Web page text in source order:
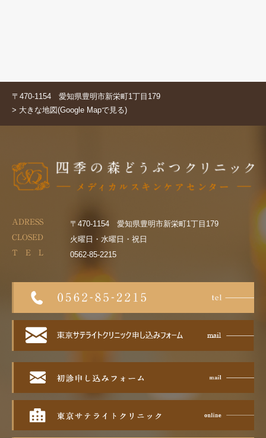
〒470-1154 愛知県豊明市新栄町1丁目179
> 大きな地図(Google Mapで見る)
ADRESS 〒470-1154 愛知県豊明市新栄町1丁目179
CLOSED 火曜日・水曜日・祝日
T E L 0562-85-2215